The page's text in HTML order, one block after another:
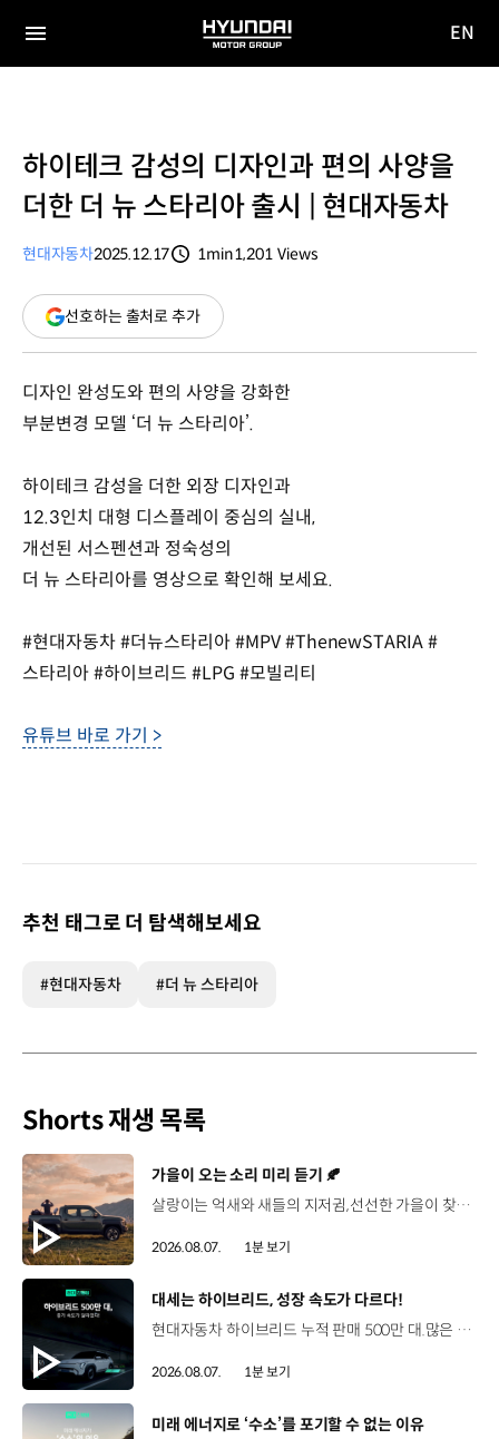
전체
HYUNDAI
MOTOR
EN
하이테크 감성의 디자인과 편의 사양을
더한 더 뉴 스타리아 출시 | 현대자동차
현대자동차2025.12.17
1min1,201 Views
선호하는 출처로 추가(새
창
디자인 완성도와 편의 사양을 강화한
부분변경 모델 ‘더 뉴 스타리아’.
하이테크 감성을 더한 외장 디자인과
12.3인치 대형 디스플레이 중심의 실내,
개선된 서스펜션과 정숙성의
더 뉴 스타리아를 영상으로 확인해 보세요.
#현대자동차 #더뉴스타리아 #MPV #ThenewSTARIA #
스타리아 #하이브리드 #LPG #모빌리티
유튜브 바로 가기 >
추천 태그로 더 탐색해보세요
#현대자동차 #더 뉴 스타리아
Shorts 재생 목록
[동영상]
가을이 오는 소리 미리 듣기 🍂
살랑이는 억새와 새들의 지저귐,선선한 가을이 찾아오는 소리. 더 기아 타스만과 함께 계절을 만나보세요. 🎧 *본 영상은 AI를 활용해 제작했습니다. #기아 #더기아타스만 #타스만 #가을 #입추 #Tasman #ASMR
2026.08.07. 1분 보기
[동영상]
대세는 하이브리드, 성장 속도가 다르다!
현대자동차 하이브리드 누적 판매 500만 대.많은 운전자들이 선택한 이유는 무엇일까요? 현대진행형 팟캐스트 EP.21에서 확인하세요.📻 #현대자동차그룹 #현대진행형 #모빌리티팟캐스트 #하이브리드 #연료 #미래모빌리티 #모빌리티
2026.08.07. 1분 보기
[동영상]
미래 에너지로 ‘수소’를 포기할 수 없는 이유